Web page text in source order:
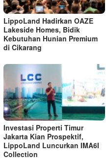
LippoLand Hadirkan OAZE
Lakeside Homes, Bidik
Kebutuhan Hunian Premium
di Cikarang
Investasi Properti Timur
Jakarta Kian Prospektif,
LippoLand Luncurkan IMA6I
Collection